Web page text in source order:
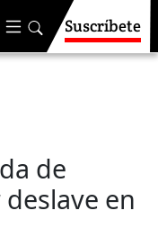
Suscríbete
de
en